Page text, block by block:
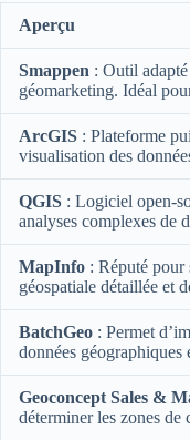
Aperçu
Smappen : Outil
géomarketing. Idéal
ArcGIS : Plateforme
visualisation des
QGIS : Logiciel open-
analyses complexes de
MapInfo : Réputé pour
géospatiale détaillée et
BatchGeo : Permet
données géographiques
Geoconcept Sales &
déterminer les zones de